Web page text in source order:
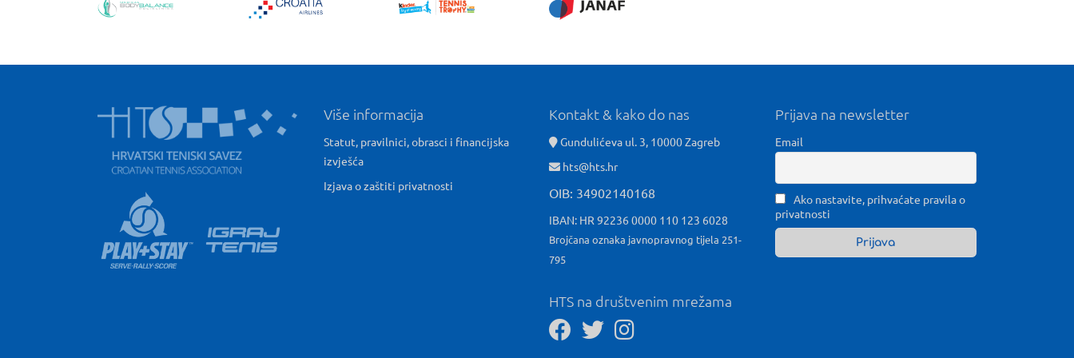
Više informacija
Statut, pravilnici, obrasci i financijska
izvješća
Izjava o zaštiti privatnosti
Kontakt & kako do nas
Gundulićeva ul. 3, 10000 Zagreb
hts@hts.hr
OIB: 34902140168
IBAN: HR 92236 0000 110 123 6028
Brojčana oznaka javnopravnog tijela 251-
795
HTS na društvenim mrežama
Prijava na newsletter
Email
Ako nastavite, prihvaćate pravila o
privatnosti